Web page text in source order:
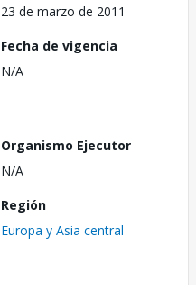
23 de marzo de 2011
Fecha de vigencia
N/A
Organismo Ejecutor
N/A
Región
Europa y Asia central